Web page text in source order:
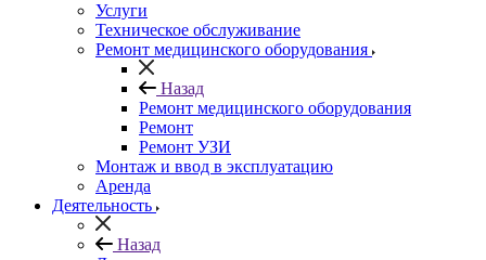
Услуги
Техническое обслуживание
Ремонт медицинского оборудования
Назад
Ремонт медицинского оборудования
Ремонт
Ремонт УЗИ
Монтаж и ввод в эксплуатацию
Аренда
Деятельность
Назад